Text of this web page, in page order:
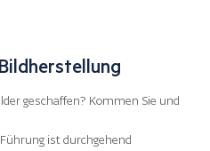
geschaffen? Kommen Sie und
ist durchgehend